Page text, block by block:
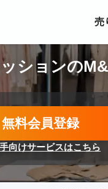
売
ションの
無料会員登録
向けサービスはこちら